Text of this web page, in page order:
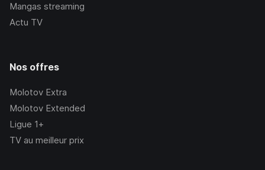
Mangas streaming
Actu TV
Nos offres
Molotov Extra
Molotov Extended
Ligue 1+
TV au meilleur prix